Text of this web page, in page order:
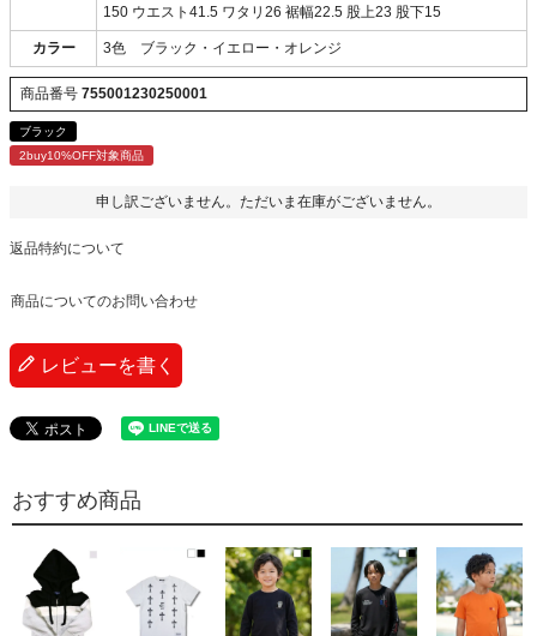
150 ウエスト41.5 ワタリ26 裾幅22.5 股上23 股下15
カラー 3色 ブラック・イエロー・オレンジ
商品番号 755001230250001
ブラック
2buy10%OFF対象商品
申し訳ございません。ただいま在庫がございません。
返品特約について
商品についてのお問い合わせ
レビューを書く
おすすめ商品